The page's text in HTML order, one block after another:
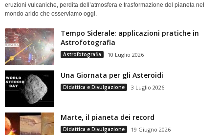
eruzioni vulcaniche, perdita dell’atmosfera e trasformazione del pianeta nel
mondo arido che osserviamo oggi.
Tempo Siderale: applicazioni pratiche in
Astrofotografia
Astrofotografia 10 Luglio 2026
Una Giornata per gli Asteroidi
Didattica e Divulgazione 3 Luglio 2026
Marte, il pianeta dei record
Didattica e Divulgazione 19 Giugno 2026